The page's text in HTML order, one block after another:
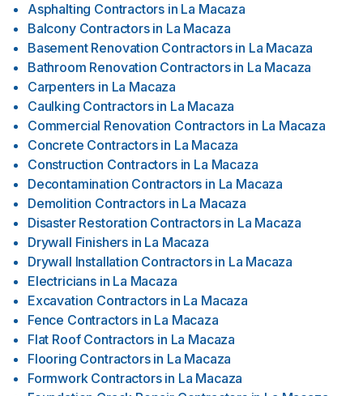
Asphalting Contractors in La Macaza
Balcony Contractors in La Macaza
Basement Renovation Contractors in La Macaza
Bathroom Renovation Contractors in La Macaza
Carpenters in La Macaza
Caulking Contractors in La Macaza
Commercial Renovation Contractors in La Macaza
Concrete Contractors in La Macaza
Construction Contractors in La Macaza
Decontamination Contractors in La Macaza
Demolition Contractors in La Macaza
Disaster Restoration Contractors in La Macaza
Drywall Finishers in La Macaza
Drywall Installation Contractors in La Macaza
Electricians in La Macaza
Excavation Contractors in La Macaza
Fence Contractors in La Macaza
Flat Roof Contractors in La Macaza
Flooring Contractors in La Macaza
Formwork Contractors in La Macaza